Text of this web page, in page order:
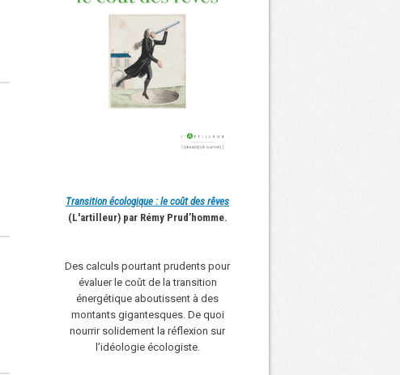
Transition écologique : le coût des rêves
(L'artilleur) par Rémy Prud’homme.
Des calculs pourtant prudents pour
évaluer le coût de la transition
énergétique aboutissent à des
montants gigantesques. De quoi
nourrir solidement la réflexion sur
l’idéologie écologiste.